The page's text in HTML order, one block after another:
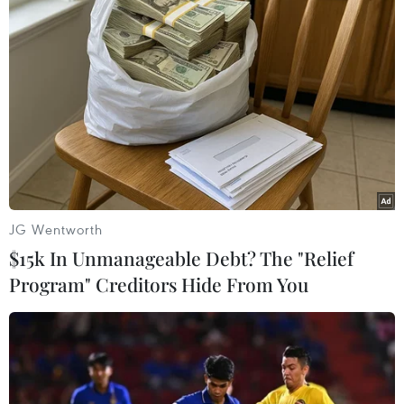
#Lợi dụng chức vụ #Thi hành công vụ
#Bắt tạm giam
TP. Cần Thơ
Theo dõi VietnamPlus
TIN LIÊN QUAN
JG Wentworth
$15k In Unmanageable Debt? The "Relief
Program" Creditors Hide From You